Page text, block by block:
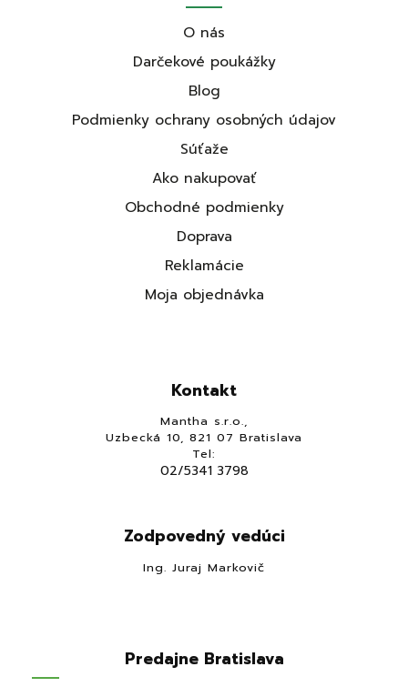
O nás
Darčekové poukážky
Blog
Podmienky ochrany osobných údajov
Súťaže
Ako nakupovať
Obchodné podmienky
Doprava
Reklamácie
Moja objednávka
Kontakt
Mantha s.r.o.,
Uzbecká 10, 821 07 Bratislava
Tel:
02/5341 3798
Zodpovedný vedúci
Ing. Juraj Markovič
Predajne Bratislava